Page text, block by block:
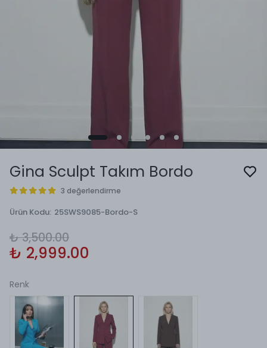
Gina Sculpt Takım Bordo
3 değerlendirme
Ürün Kodu: 25SWS9085-Bordo-S
₺ 3,500.00
₺ 2,999.00
Renk